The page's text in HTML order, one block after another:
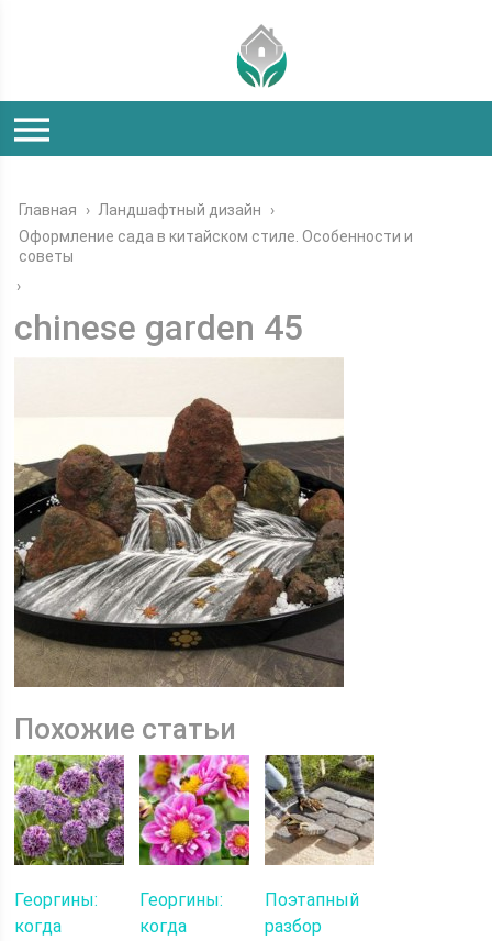
Главная › Ландшафтный дизайн
›
Оформление сада в китайском стиле. Особенности и
советы
›
chinese garden 45
Похожие статьи
Георгины:
когда
Георгины:
когда
Поэтапный
разбор